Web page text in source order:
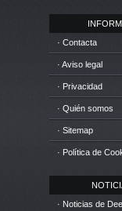
· Contacta
· Aviso legal
· Privacidad
· Quién somos
· Sitemap
· Política de
· Noticias de